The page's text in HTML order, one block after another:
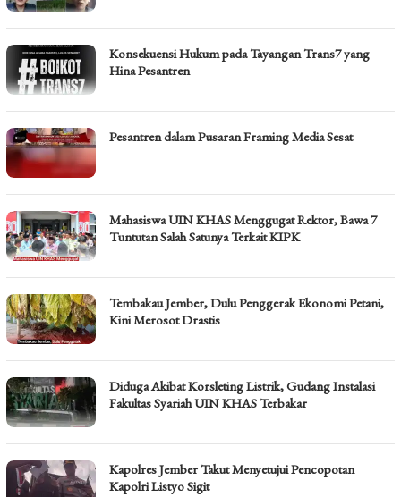
Konsekuensi Hukum pada Tayangan Trans7 yang
Hina Pesantren
Pesantren dalam Pusaran Framing Media Sesat
Mahasiswa UIN KHAS Menggugat Rektor, Bawa 7
Tuntutan Salah Satunya Terkait KIPK
Tembakau Jember, Dulu Penggerak Ekonomi Petani,
Kini Merosot Drastis
Diduga Akibat Korsleting Listrik, Gudang Instalasi
Fakultas Syariah UIN KHAS Terbakar
Kapolres Jember Takut Menyetujui Pencopotan
Kapolri Listyo Sigit